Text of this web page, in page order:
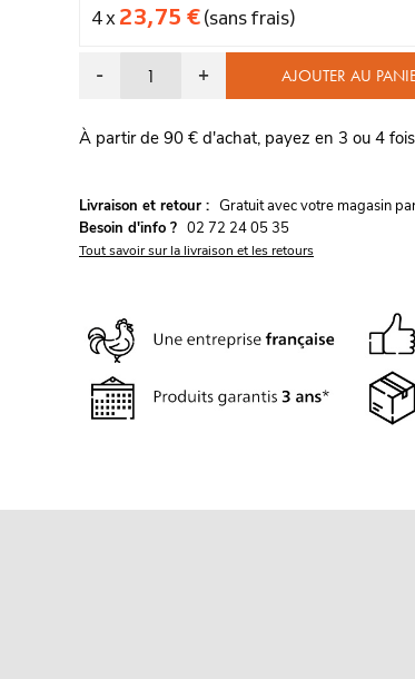
4 x 23,75 €(sans frais)
- + AJOUTER AU
À partir de 90 € d'achat, payez en 3 ou 4
Livraison et retour : Gratuit avec votre magasin
Besoin d'info ? 02 72 24 05 35
Tout savoir sur la livraison et les retours